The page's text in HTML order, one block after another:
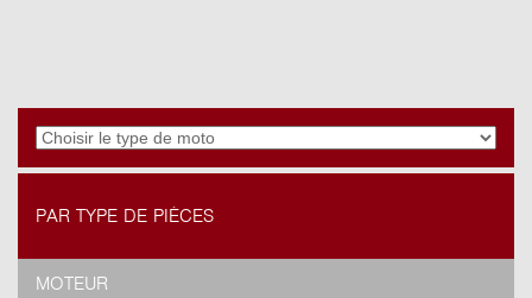
PAR TYPE DE PIÈCES
MOTEUR